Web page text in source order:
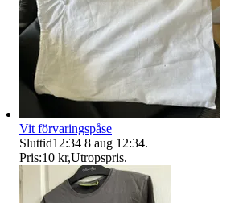
Vit förvaringspåse
Sluttid12:34 8 aug 12:34.
Pris:10 kr,Utropspris.